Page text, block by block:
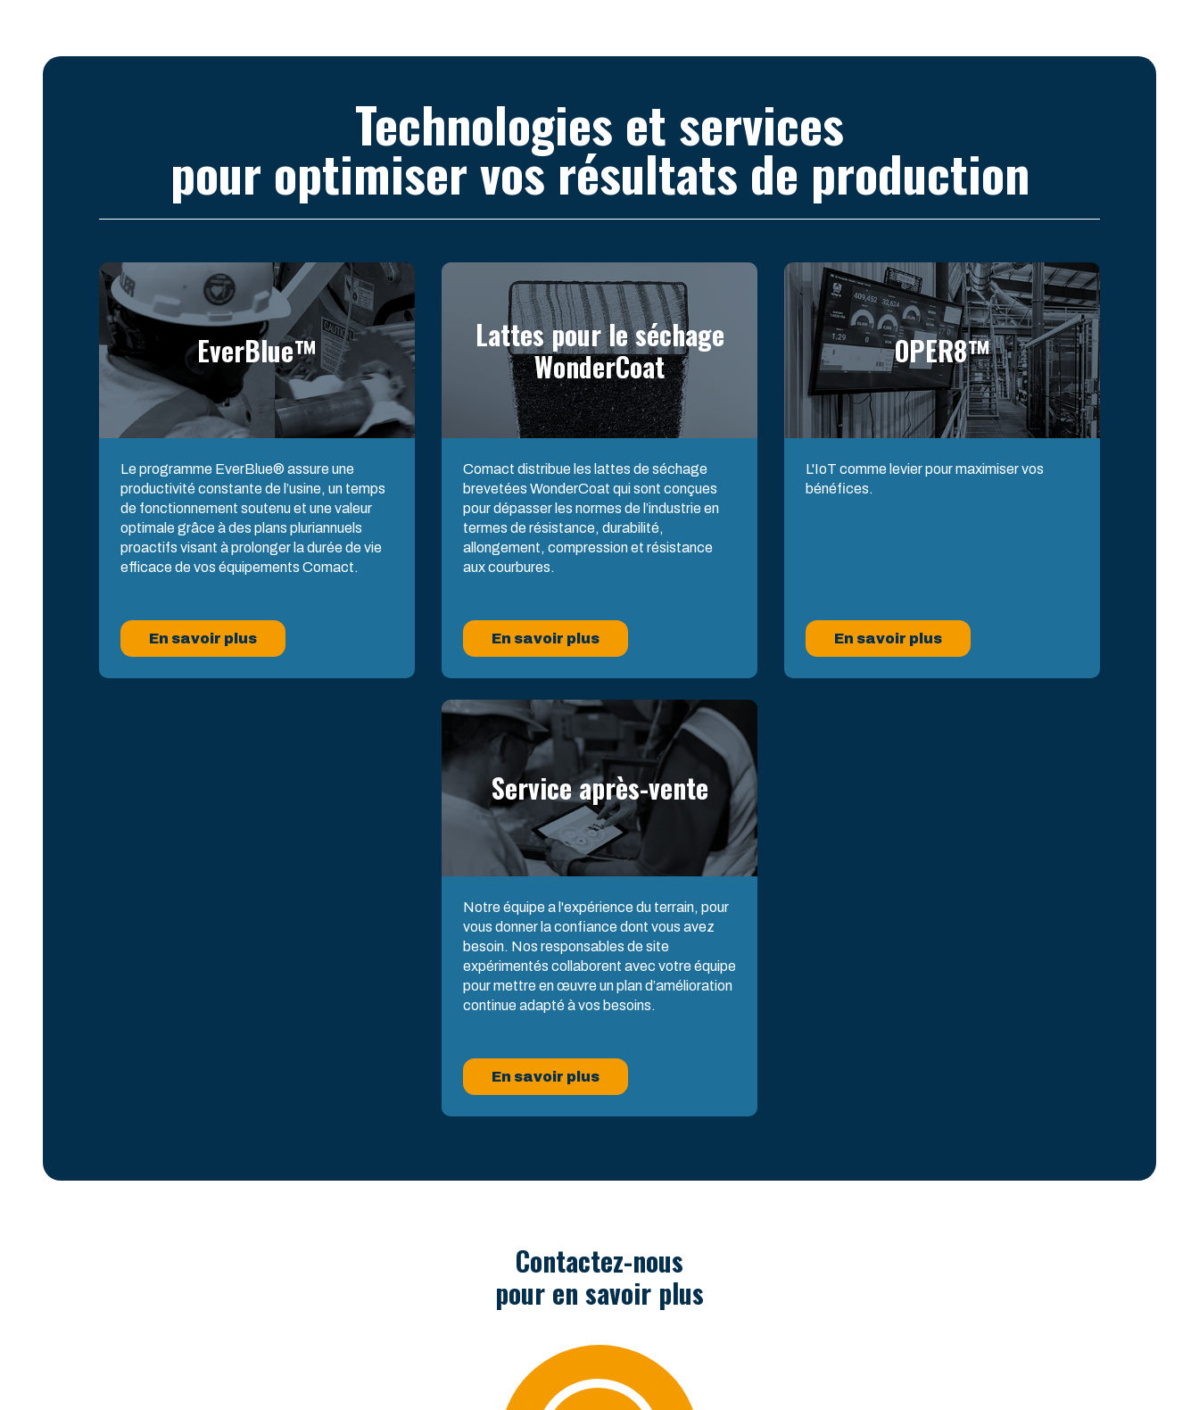
Technologies et services
pour optimiser vos résultats de production
EverBlue™
Le programme EverBlue® assure une
productivité constante de l’usine, un temps
de fonctionnement soutenu et une valeur
optimale grâce à des plans pluriannuels
proactifs visant à prolonger la durée de vie
efficace de vos équipements Comact.
En savoir plus
Lattes pour le séchage
WonderCoat
Comact distribue les lattes de séchage
brevetées WonderCoat qui sont conçues
pour dépasser les normes de l’industrie en
termes de résistance, durabilité,
allongement, compression et résistance
aux courbures.
En savoir plus
OPER8™
L'IoT comme levier pour maximiser vos
bénéfices.
En savoir plus
Service après-vente
Notre équipe a l'expérience du terrain, pour
vous donner la confiance dont vous avez
besoin. Nos responsables de site
expérimentés collaborent avec votre équipe
pour mettre en œuvre un plan d’amélioration
continue adapté à vos besoins.
En savoir plus
Contactez-nous
pour en savoir plus